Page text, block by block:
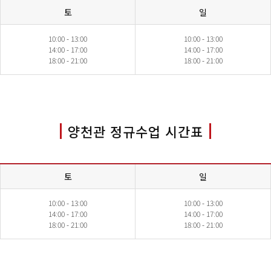
토 일
10:00 - 13:00
14:00 - 17:00
18:00 - 21:00
10:00 - 13:00
14:00 - 17:00
18:00 - 21:00
양천관 정규수업 시간표
토 일
10:00 - 13:00
14:00 - 17:00
18:00 - 21:00
10:00 - 13:00
14:00 - 17:00
18:00 - 21:00